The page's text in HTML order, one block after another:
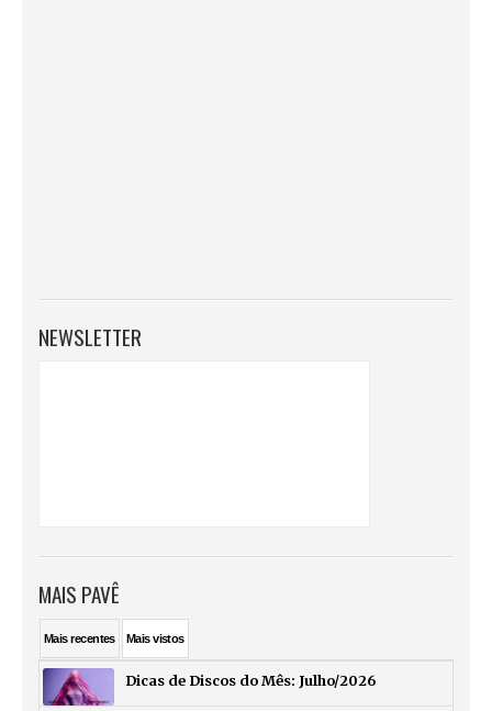
NEWSLETTER
MAIS PAVÊ
Maisrecentes Maisvistos
Dicas de Discos do Mês: Julho/2026